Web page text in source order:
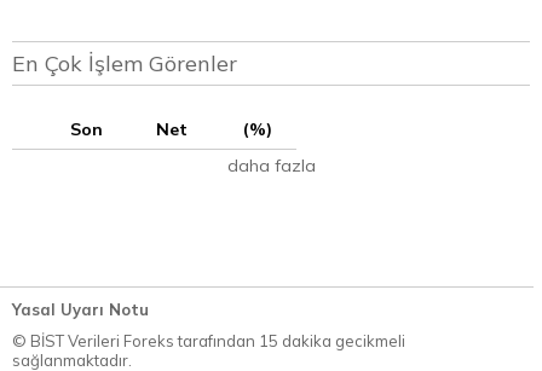
En Çok İşlem Görenler
Son Net
(%)
daha fazla
Yasal Uyarı Notu
© BİST Verileri Foreks tarafından 15 dakika gecikmeli
sağlanmaktadır.